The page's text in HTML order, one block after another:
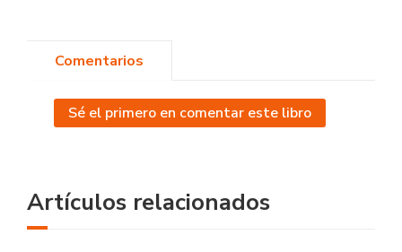
Comentarios
Sé el primero en comentar este libro
Artículos relacionados